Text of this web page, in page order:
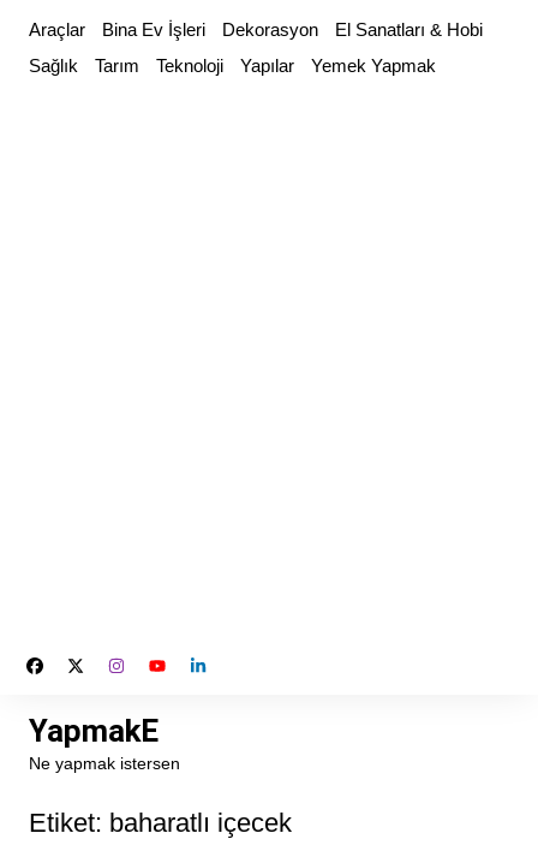
content
Araçlar Bina Ev İşleri Dekorasyon
El Sanatları & Hobi
Sağlık
Tarım Teknoloji Yapılar Yemek Yapmak
YapmakE
Ne yapmak istersen
Etiket: baharatlı içecek